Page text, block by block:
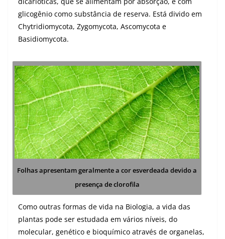
glicogênio como substância de reserva. Está divido em
Chytridiomycota, Zygomycota, Ascomycota e
Basidiomycota.
Folhas apresentam geralmente a cor esverdeada devido a
presença de clorofila
Como outras formas de vida na Biologia, a vida das
plantas pode ser estudada em vários níveis, do
molecular, genético e bioquímico através de organelas,